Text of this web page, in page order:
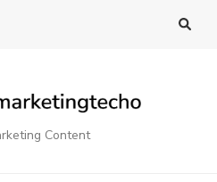
Content